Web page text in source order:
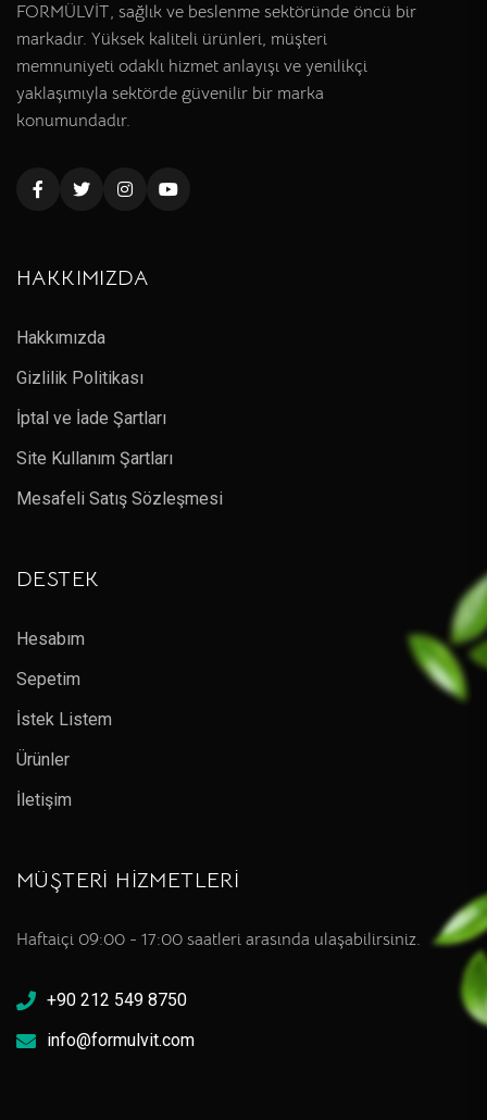
FORMÜLVİT, sağlık ve beslenme sektöründe öncü bir
markadır. Yüksek kaliteli ürünleri, müşteri
memnuniyeti odaklı hizmet anlayışı ve yenilikçi
yaklaşımıyla sektörde güvenilir bir marka
konumundadır.
HAKKIMIZDA
Hakkımızda
Gizlilik Politikası
İptal ve İade Şartları
Site Kullanım Şartları
Mesafeli Satış Sözleşmesi
DESTEK
Hesabım
Sepetim
İstek Listem
Ürünler
İletişim
MÜŞTERİ HİZMETLERİ
Haftaiçi 09:00 - 17:00 saatleri arasında ulaşabilirsiniz.
+90 212 549 8750
info@formulvit.com